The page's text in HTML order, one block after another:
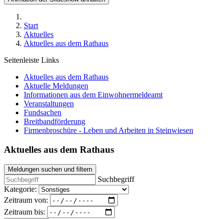
Start
Aktuelles
Aktuelles aus dem Rathaus
Seitenleiste Links
Aktuelles aus dem Rathaus
Aktuelle Meldungen
Informationen aus dem Einwohnermeldeamt
Veranstaltungen
Fundsachen
Breitbandförderung
Firmenbroschüre - Leben und Arbeiten in Steinwiesen
Aktuelles aus dem Rathaus
Meldungen suchen und filtern
Suchbegriff
Kategorie:
Zeitraum von:
Zeitraum bis: